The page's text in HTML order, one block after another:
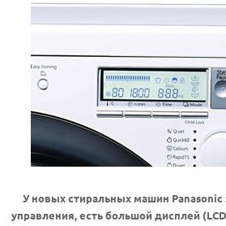
У новых стиральных машин Panasonic
управления, есть большой дисплей